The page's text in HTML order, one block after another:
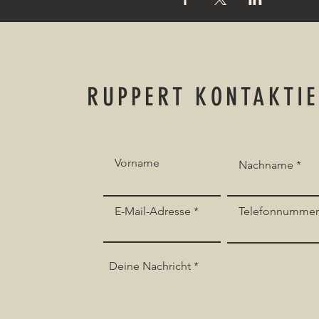
RUPPERT
Vorname Nachname
E-Mail-Adresse Telefonnummer
Deine Nachricht